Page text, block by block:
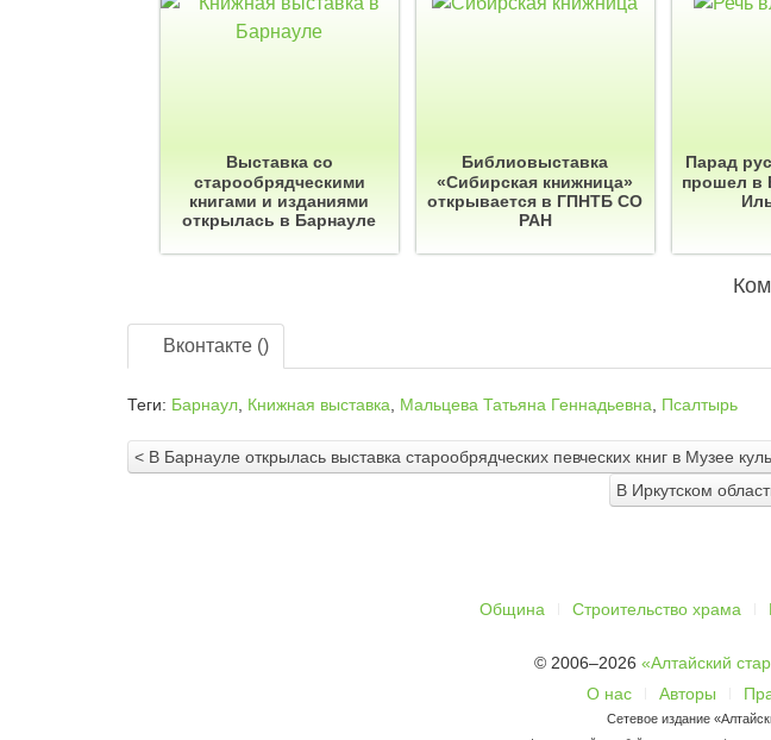
Выставка со
старообрядческими
книгами и изданиями
открылась в Барнауле
Библиовыставка
«Сибирская книжница»
открывается в ГПНТБ СО
РАН
Парад
прошел в
Вконтакте ()
Теги: Барнаул Книжная выставка Мальцева Татьяна Геннадьевна Псалтырь
< В Барнауле открылась выставка старообрядческих певческих книг в Музее
В Иркутском
Община Строительство храма
© 2006–2026 «Алтайский
О нас
Авторы
Сетевое издание